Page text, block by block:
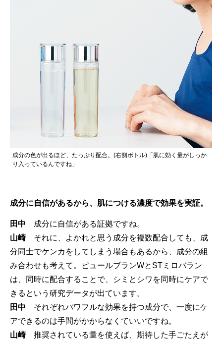
成分の色が出るほど、たっぷり配合。(右側ボトル)「肌に効く量がしっか
り入っているんですね」
成分に自信があるから、肌につける濃度で効果を実証。
田中 成分に自信がある証拠ですね。
山崎それに、よかれと思う成分を複数配合しても、成
分同士でケンカをしてしまう場合もあるから、成分の組
み合わせも考えて。ピュールブランWとSTミロバラン
は、同時に配合することで、シミとシワを同時にケアで
きるという研究データが出ています。
田中 それぞれパワフルな効果を持つ成分で、一度にケ
アできるのは手間がかからなくていいですね。
山崎推奨されている量を使えば、期待した手ごたえが